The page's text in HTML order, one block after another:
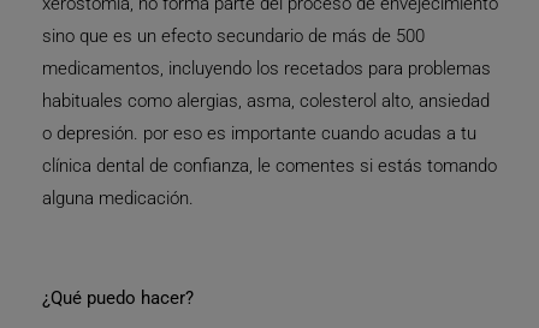
sino que es un efecto secundario de más de 500
medicamentos, incluyendo los recetados para problemas
habituales como alergias, asma, colesterol alto, ansiedad
o depresión. por eso es importante cuando acudas a tu
clínica dental de confianza, le comentes si estás tomando
alguna medicación.
¿Qué puedo hacer?